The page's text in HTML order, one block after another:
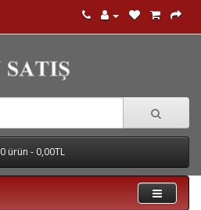
0 ürün - 0,00TL